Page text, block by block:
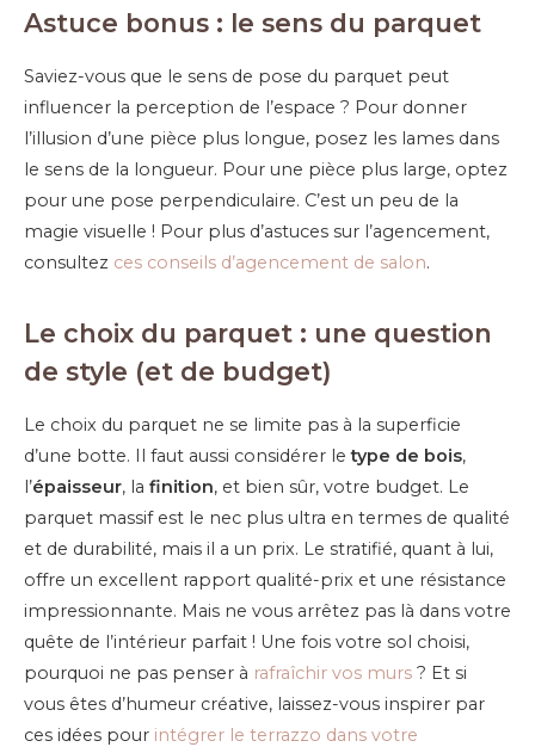
Astuce bonus : le sens du parquet
Saviez-vous que le sens de pose du parquet peut
influencer la perception de l’espace ? Pour donner
l’illusion d’une pièce plus longue, posez les lames dans
le sens de la longueur. Pour une pièce plus large, optez
pour une pose perpendiculaire. C’est un peu de la
magie visuelle ! Pour plus d’astuces sur l’agencement,
consultez ces conseils d’agencement de salon.
Le choix du parquet : une question
de style (et de budget)
Le choix du parquet ne se limite pas à la superficie
d’une botte. Il faut aussi considérer letype de bois,
l’épaisseur, la finition, et bien sûr, votre budget. Le
parquet massif est le nec plus ultra en termes de qualité
et de durabilité, mais il a un prix. Le stratifié, quant à lui,
offre un excellent rapport qualité-prix et une résistance
impressionnante. Mais ne vous arrêtez pas là dans votre
quête de l’intérieur parfait ! Une fois votre sol choisi,
pourquoi ne pas penser à rafraîchir vos murs ? Et si
vous êtes d’humeur créative, laissez-vous inspirer par
ces idées pour intégrer le terrazzo dans votre